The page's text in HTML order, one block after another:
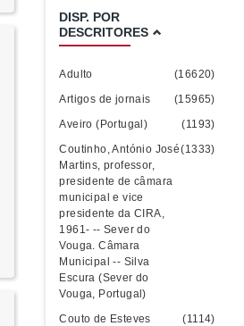
DISP. POR
DESCRITORES
Adulto
(16620)
Artigos de jornais
(15965)
Aveiro (Portugal)
(1193)
Coutinho, António José
Martins, professor,
presidente de câmara
municipal e vice
presidente da CIRA,
1961- -- Sever do
Vouga. Câmara
Municipal -- Silva
Escura (Sever do
Vouga, Portugal)
(1333)
Couto de Esteves
(1114)